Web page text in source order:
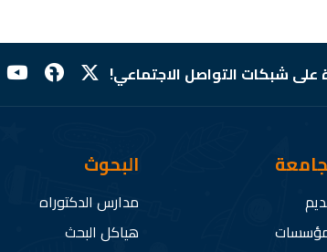
على شبكات التواصل الاجتماعي!
البحوث
مدارس الدكتوراه
هياكل البحث